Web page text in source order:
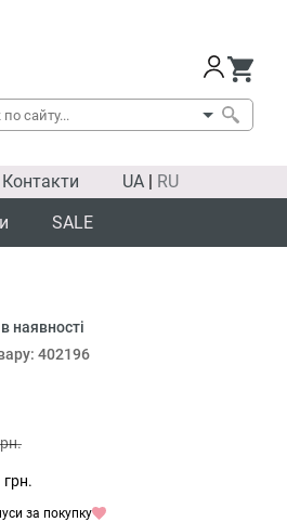
Контакти UA | RU
SALE
наявності
402196
грн.
за покупку